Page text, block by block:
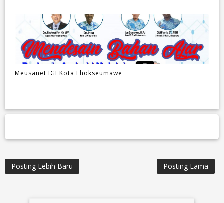
Meusanet IGI Kota Lhokseumawe
Posting Lebih Baru Posting Lama